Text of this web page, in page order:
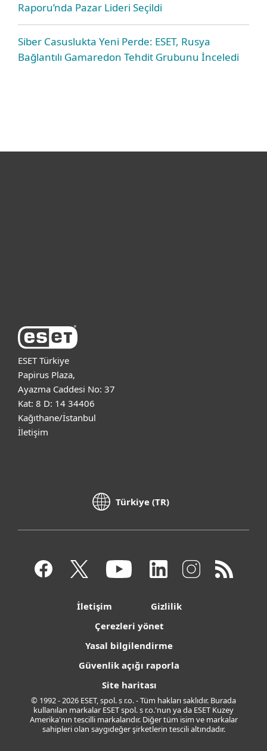
Raporu’nda Pazar Lideri Seçildi
Siber Casuslukta Yeni Perde: ESET, Rusya
Bağlantılı Gamaredon Tehdit Grubunu İnceledi
ESET Türkiye
Papirus Plaza,
Ayazma Caddesi No: 37
Kat: 8 D: 14 34406
Kağıthane/İstanbul
İletişim
Türkiye (TR)
İletişim
Gizlilik
Çerezleri yönet
Yasal bilgilendirme
Güvenlik açığı raporla
Site haritası
© 1992 - 2026 ESET, spol. s r.o. - Tüm hakları saklıdır. Burada
kullanılan markalar ESET spol. s r.o.'nun ya da ESET Kuzey
Amerika'nın tescilli markalarıdır. Diğer tüm isim ve markalar
sahipleri olan saygıdeğer şirketlerin tescili altındadır.